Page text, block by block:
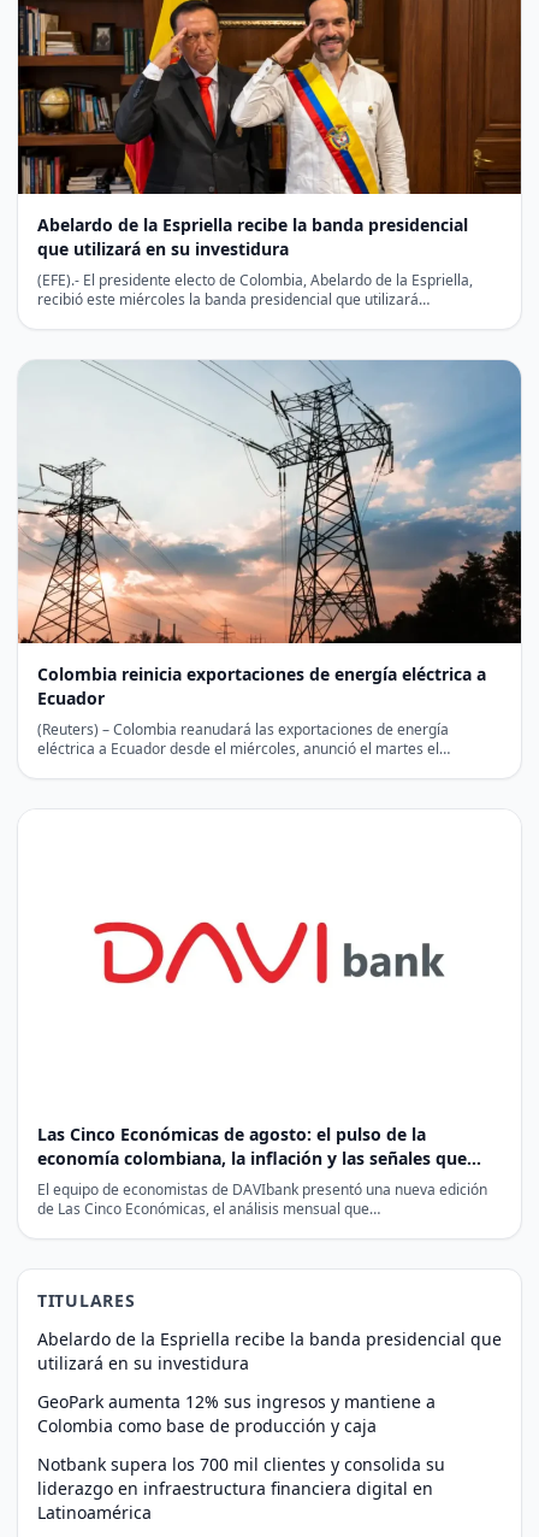
Abelardo de la Espriella recibe la banda presidencial
que utilizará en su investidura
(EFE).- El presidente electo de Colombia, Abelardo de la Espriella,
recibió este miércoles la banda presidencial que utilizará…
Colombia reinicia exportaciones de energía eléctrica a
Ecuador
(Reuters) – Colombia reanudará las exportaciones de energía
eléctrica a Ecuador desde el miércoles, anunció el martes el…
Las Cinco Económicas de agosto: el pulso de la
economía colombiana, la inflación y las señales que
esperan los mercados
El equipo de economistas de DAVIbank presentó una nueva edición
de Las Cinco Económicas, el análisis mensual que…
TITULARES
Abelardo de la Espriella recibe la banda presidencial que
utilizará en su investidura
GeoPark aumenta 12% sus ingresos y mantiene a
Colombia como base de producción y caja
Notbank supera los 700 mil clientes y consolida su
liderazgo en infraestructura financiera digital en
Latinoamérica